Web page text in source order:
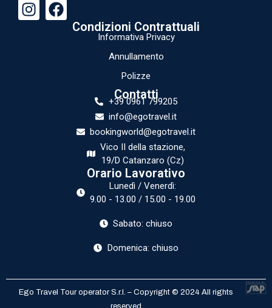
Condizioni Contrattuali
Informativa Privacy
Annullamento
Polizze
Contatti
+39 0961 799205
info@egotravel.it
bookingworld@egotravel.it
Vico II della stazione,
19/D Catanzaro (Cz)
Orario Lavorativo
Lunedì / Venerdì:
9.00 - 13.00 / 15.00 - 19.00
Sabato: chiuso
Domenica: chiuso
Ego Travel Tour operator S.r.l. – Copyright © 2024 All rights
reserved